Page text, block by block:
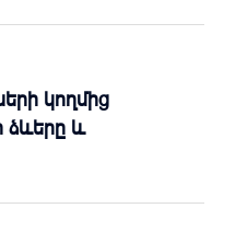
կողմից
ձևերը և